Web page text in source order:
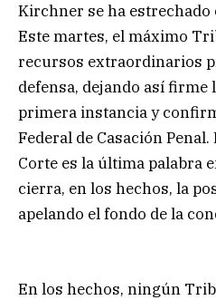
Kirchner se ha
Este martes, el máximo
recursos extraordinarios
defensa, dejando así firme
primera instancia y
Federal de Casación
Corte es la última palabra
cierra, en los hechos, la
apelando el fondo de la
En los hechos, ningún